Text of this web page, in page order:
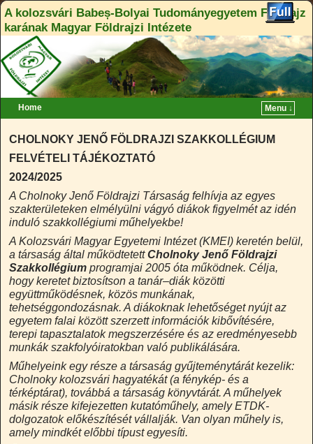
A kolozsvári Babeș-Bolyai Tudományegyetem Földrajz
karának Magyar Földrajzi Intézete
Home Menu ↓
CHOLNOKY JENŐ FÖLDRAJZI SZAKKOLLÉGIUM
FELVÉTELI TÁJÉKOZTATÓ
2024/2025
A Cholnoky Jenő Földrajzi Társaság felhívja az egyes
szakterületeken elmélyülni vágyó diákok figyelmét az idén
induló szakkollégiumi műhelyekbe!
A Kolozsvári Magyar Egyetemi Intézet (KMEI) keretén belül,
a társaság által működtetettCholnoky Jenő Földrajzi
Szakkollégium programjai 2005 óta működnek. Célja,
hogy keretet biztosítson a tanár–diák közötti
együttműködésnek, közös munkának,
tehetséggondozásnak. A diákoknak lehetőséget nyújt az
egyetem falai között szerzett információk kibővítésére,
terepi tapasztalatok megszerzésére és az eredményesebb
munkák szakfolyóiratokban való publikálására.
Műhelyeink egy része a társaság gyűjteménytárát kezelik:
Cholnoky kolozsvári hagyatékát (a fénykép- és a
térképtárat), továbbá a társaság könyvtárát. A műhelyek
másik része kifejezetten kutatóműhely, amely ETDK-
dolgozatok előkészítését vállalják. Van olyan műhely is,
amely mindkét előbbi típust egyesíti.